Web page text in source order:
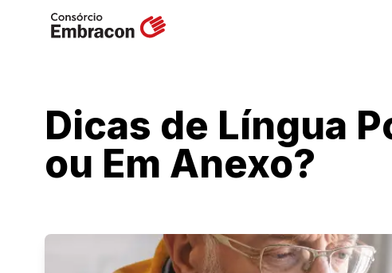
Dicas de Língua
ou Em Anexo?